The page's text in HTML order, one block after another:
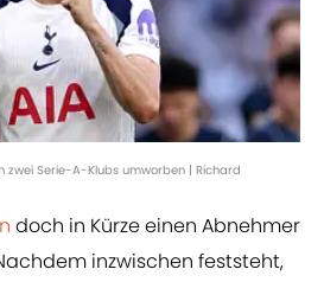
zwei Serie-A-Klubs umworben | Richard
doch in Kürze einen Abnehmer
inzwischen feststeht,